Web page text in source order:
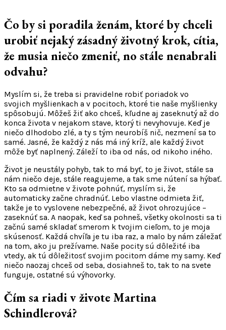
Čo by si poradila ženám, ktoré by chceli
urobiť nejaký zásadný životný krok, cítia,
že musia niečo zmeniť, no stále nenabrali
odvahu?
Myslím si, že treba si pravidelne robiť poriadok vo
svojich myšlienkach a v pocitoch, ktoré tie naše myšlienky
spôsobujú. Môžeš žiť ako chceš, kľudne aj zaseknutý až do
konca života v nejakom stave, ktorý ti nevyhovuje. Keď je
niečo dlhodobo zlé, a ty s tým neurobíš nič, nezmení sa to
samé. Jasné, že každý z nás má iný kríž, ale každý život
môže byť naplnený. Záleží to iba od nás, od nikoho iného.
Život je neustály pohyb, tak to má byť, to je život, stále sa
nám niečo deje, stále reagujeme, a tak sme nútení sa hýbať.
Kto sa odmietne v živote pohnúť, myslím si, že
automaticky začne chradnúť. Lebo vlastne odmieta žiť,
takže je to vyslovene nebezpečné, až život ohrozujúce –
zaseknúť sa. A naopak, keď sa pohneš, všetky okolnosti sa ti
začnú samé skladať smerom k tvojim cieľom, to je moja
skúsenosť. Každá chvíľa je tu iba raz, a malo by nám záležať
na tom, ako ju prežívame. Naše pocity sú dôležité iba
vtedy, ak tú dôležitosť svojim pocitom dáme my samy. Keď
niečo naozaj chceš od seba, dosiahneš to, tak to na svete
funguje, ostatné sú výhovorky.
Čím sa riadi v živote Martina
Schindlerová?